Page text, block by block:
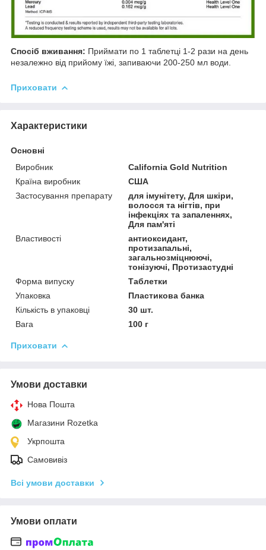
Спосіб вживання: Приймати по 1 таблетці 1-2 рази на день
незалежно від прийому їжі, запиваючи 200-250 мл води.
Приховати
Характеристики
Основні
Виробник
California Gold Nutrition
Країна виробник
США
Застосування препарату
для імунітету, Для шкіри,
волосся та нігтів, при
інфекціях та запаленнях,
Для пам'яті
Властивості
антиоксидант,
протизапальні,
загальнозміцнюючі,
тонізуючі, Протизастудні
Форма випуску
Таблетки
Упаковка
Пластикова банка
Кількість в упаковці
30 шт.
Вага
100 г
Приховати
Умови доставки
Нова Пошта
Магазини Rozetka
Укрпошта
Самовивіз
Всі умови доставки
Умови оплати